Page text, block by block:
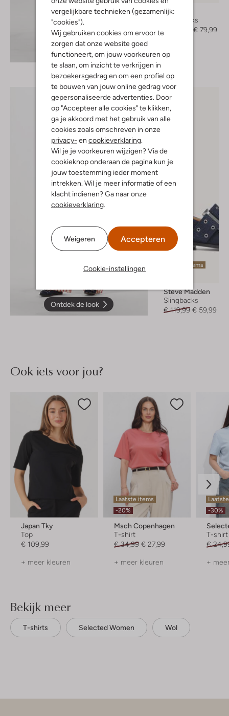
vergelijkbare technieken (gezamenlijk:
"cookies").
Wij gebruiken cookies om ervoor te
zorgen dat onze website goed
functioneert, om jouw voorkeuren op
te slaan, om inzicht te verkrijgen in
bezoekersgedrag en om een profiel op
te bouwen van jouw online gedrag voor
gepersonaliseerde advertenties. Door
op "Accepteer alle cookies" te klikken,
ga je akkoord met het gebruik van alle
cookies zoals omschreven in onze
privacy- en cookieverklaring.
Wil je je voorkeuren wijzigen? Via de
cookieknop onderaan de pagina kun je
jouw toestemming ieder moment
intrekken. Wil je meer informatie of een
klacht indienen? Ga naar onze
cookieverklaring.
Weigeren Accepteren
Cookie-instellingen
Ontdek de look
Toral
Slingbacks
€ 79,99
Ontdek de look
Laatste items
Steve Madden
Slingbacks
€ 119,99 € 59,99
Ook iets voor jou?
Japan Tky
Top
€ 109,99
+ meer kleuren
Laatste items
-20%
Msch Copenhagen
T-shirt
€ 34,99 € 27,99
+ meer kleuren
-30%
T-shirt
€
+
Bekijk meer
T-shirts Selected Women Wol